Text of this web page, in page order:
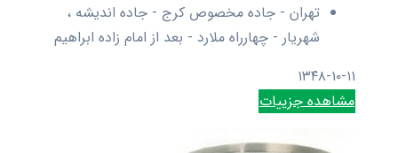
تهران - جاده مخصوص كرج - جاده انديشه ،
شهريار - چهارراه ملارد - بعد از امام زاده ابراهيم
۱۳۴۸-۱۰-۱۱
مشاهده جزییات